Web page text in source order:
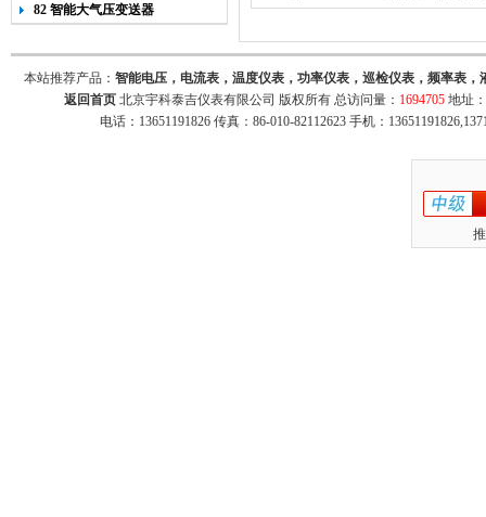
82 智能大气压变送器
本站推荐产品： 智能电压，电流表，温度仪表，功率仪表，巡检仪表，频率表
返回首页 北京宇科泰吉仪表有限公司 版权所有 总访问量： 1694705 地址
电话：13651191826 传真：86-010-82112623 手机：